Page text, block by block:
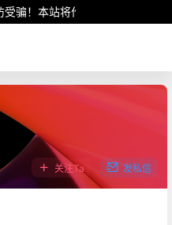
骗！本站将作为行业资讯共享
关注Ta 发私信